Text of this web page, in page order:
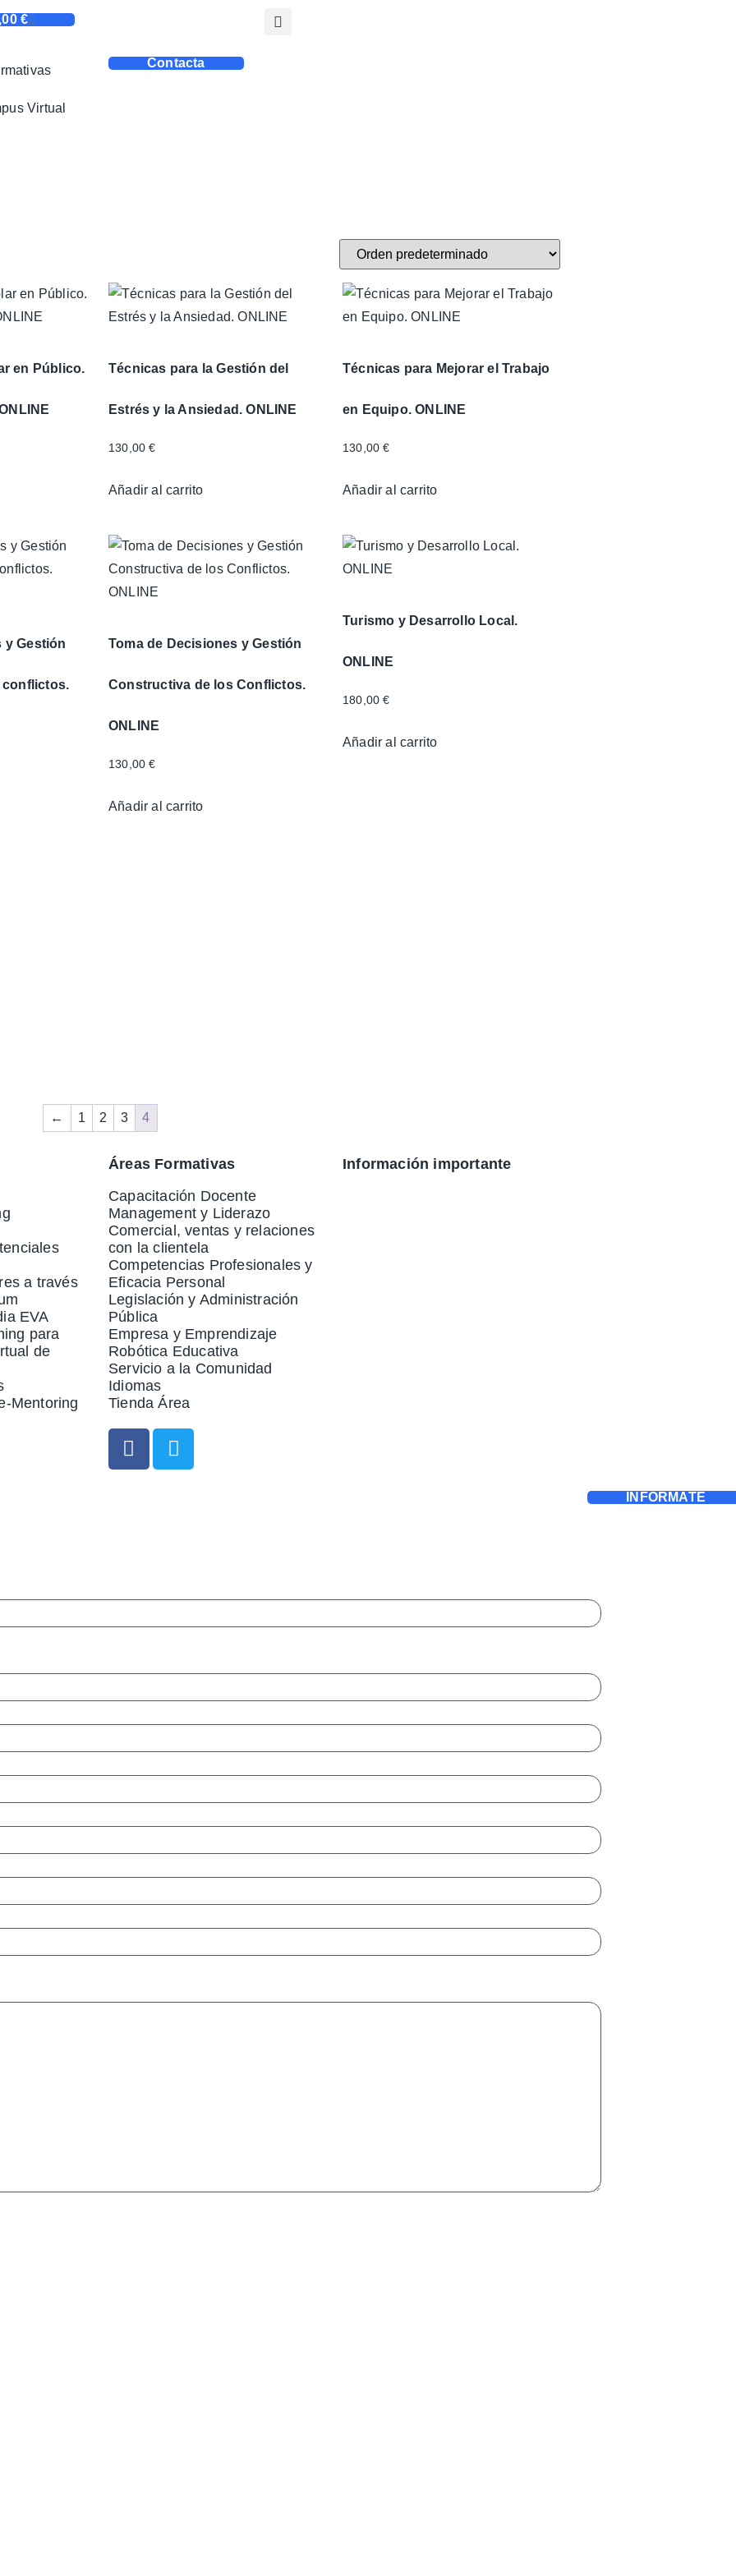
€
Virtual
Contacta
en Público. Técnicas para la Gestión del
Estrés y la Ansiedad. ONLINE
130,00€
Añadir al carrito
Técnicas para Mejorar el Trabajo
en Equipo. ONLINE
130,00€
Añadir al carrito
y Gestión Toma de Decisiones y Gestión
Constructiva de los Conflictos.
ONLINE
130,00€
Añadir al carrito
Turismo y Desarrollo Local.
ONLINE
180,00€
Añadir al carrito
← 1 2 3 4
a través
EVA
para
de
Mentoring
Áreas Formativas
Capacitación Docente
Management y Liderazo
Comercial, ventas y relaciones
con la clientela
Competencias Profesionales y
Eficacia Personal
Legislación y Administración
Pública
Empresa y Emprendizaje
Robótica Educativa
Servicio a la Comunidad
Idiomas
Tienda Área
Información importante
INFÓRMATE